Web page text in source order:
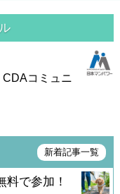
コミュニ
新着記事一覧
料で参加！